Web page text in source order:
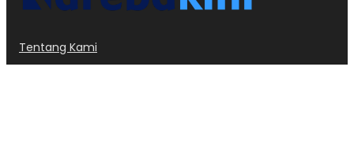
Tentang Kami